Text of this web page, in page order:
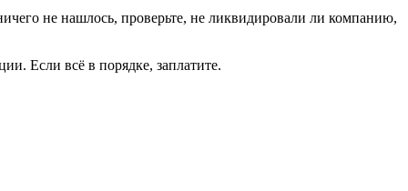
не нашлось, проверьте, не ликвидировали ли компанию,
Если всё в порядке, заплатите.